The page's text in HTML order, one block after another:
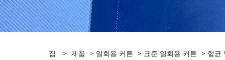
집 > 제품 > 일회용 커튼 > 표준 일회용 커튼 > 항균